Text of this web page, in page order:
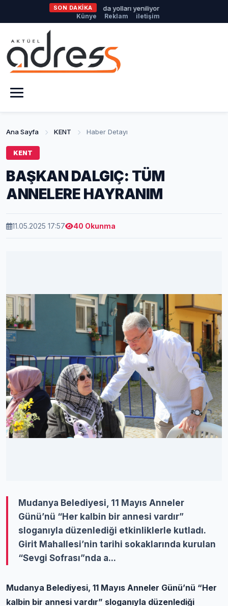
SON DAKİKA
Harmancık’ta da yolları yeniliyor
Künye Reklam iletişim
Ana Sayfa KENT Haber Detayı
KENT
BAŞKAN DALGIÇ: TÜM
ANNELERE HAYRANIM
11.05.2025 17:57 40 Okunma
Mudanya Belediyesi, 11 Mayıs Anneler
Günü’nü “Her kalbin bir annesi vardır”
sloganıyla düzenlediği etkinliklerle kutladı.
Girit Mahallesi’nin tarihi sokaklarında kurulan
“Sevgi Sofrası”nda a...
Mudanya Belediyesi, 11 Mayıs Anneler Günü’nü “Her
kalbin bir annesi vardır” sloganıyla düzenlediği